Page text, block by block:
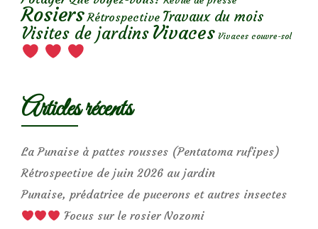
Rosiers Rétrospective Travaux du mois
Visites de jardins Vivaces Vivaces couvre-sol
Articles récents
La Punaise à pattes rousses (Pentatoma rufipes)
Rétrospective de juin 2026 au jardin
Punaise, prédatrice de pucerons et autres insectes
Focus sur le rosier Nozomi